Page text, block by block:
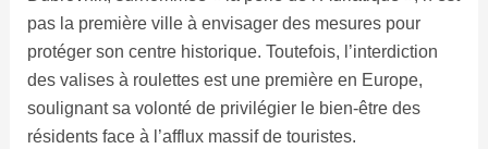
pas la première ville à envisager des mesures pour
protéger son centre historique. Toutefois, l’interdiction
des valises à roulettes est une première en Europe,
soulignant sa volonté de privilégier le bien-être des
résidents face à l’afflux massif de touristes.